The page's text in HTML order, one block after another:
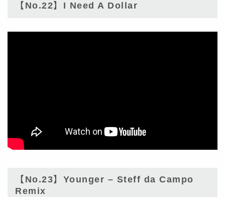
【No.22】I Need A Dollar
【No.23】Younger – Steff da Campo
Remix